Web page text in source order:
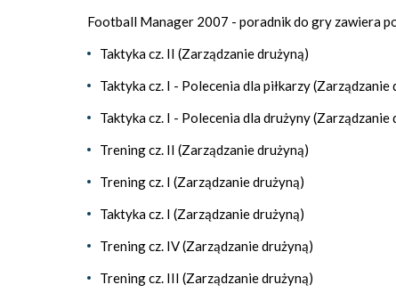
Football Manager 2007 - poradnik do gry zawiera
Taktyka cz. II (Zarządzanie drużyną)
Taktyka cz. I - Polecenia dla piłkarzy (Zarządzanie
Taktyka cz. I - Polecenia dla drużyny (Zarządzanie
Trening cz. II (Zarządzanie drużyną)
Trening cz. I (Zarządzanie drużyną)
Taktyka cz. I (Zarządzanie drużyną)
Trening cz. IV (Zarządzanie drużyną)
Trening cz. III (Zarządzanie drużyną)